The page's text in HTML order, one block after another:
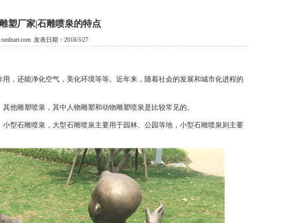
塑厂家|石雕喷泉的特点
发表日期：2018/3/27
，还能净化空气，美化环境等等。近年来，随着社会的发展和城市化进程的
他雕塑喷泉，其中人物雕塑和动物雕塑喷泉是比较常见的。
型石雕喷泉，大型石雕喷泉主要用于园林、公园等地，小型石雕喷泉则主要